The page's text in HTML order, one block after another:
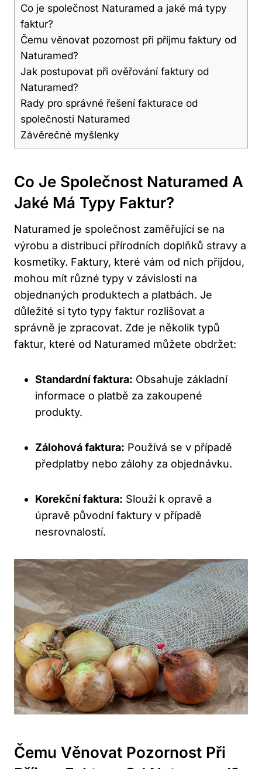
Co je společnost Naturamed ​a jaké má ​typy
faktur?
Čemu věnovat pozornost‍ při příjmu faktury od
Naturamed?
Jak postupovat při ověřování‍ faktury od
Naturamed?
Rady ‍pro‍ správné⁣ řešení fakturace od
společnosti Naturamed
Závěrečné ‍myšlenky
Co Je Společnost Naturamed ​a
Jaké Má ​typy Faktur?
Naturamed je ‍společnost zaměřující se na
výrobu ‍a distribuci přírodních ‌doplňků ⁤stravy a
kosmetiky. Faktury, které vám od nich přijdou,
mohou mít různé typy‍ v závislosti na
objednaných produktech a‍ platbách. Je
důležité si tyto ⁢typy faktur rozlišovat a
správně je zpracovat. ​Zde je několik typů
faktur, které od Naturamed můžete obdržet:
Standardní faktura: Obsahuje základní
informace‌ o platbě za zakoupené
produkty.
Zálohová faktura: ‌Používá se ‍v případě
předplatby nebo zálohy za objednávku.
Korekční faktura: Slouží k opravě a
úpravě původní faktury v případě
nesrovnalostí.
Čemu Věnovat Pozornost‍ Při